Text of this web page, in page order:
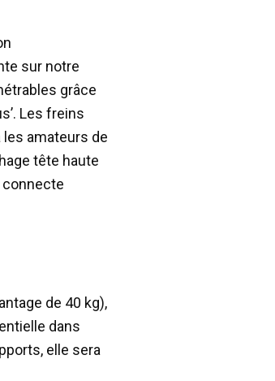
sur notre
grâce
Les freins
amateurs de
tête haute
connecte
de 40 kg),
dans
elle sera